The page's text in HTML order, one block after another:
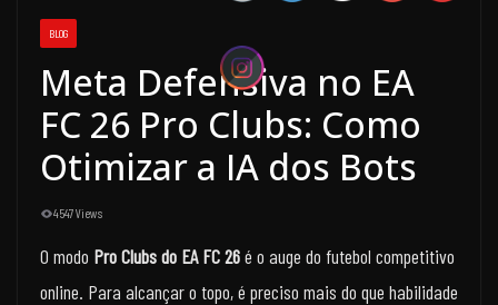
BLOG
Meta Defensiva no EA
FC 26 Pro Clubs: Como
Otimizar a IA dos Bots
4547 Views
O modo Pro Clubs do EA FC 26é o auge do futebol competitivo
online. Para alcançar o topo, é preciso mais do que habilidade